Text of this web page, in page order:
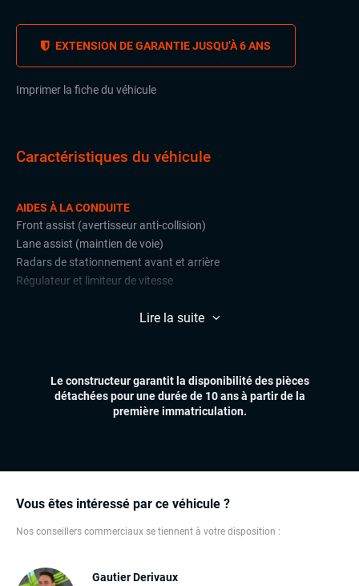
EXTENSION DE GARANTIE JUSQU’À 6 ANS
Imprimer la fiche du véhicule
Vous êtes intéressé par ce véhicule ?
Nos conseillers commerciaux se tiennent à votre disposition :
Gautier Derivaux
Caractéristiques du véhicule
AIDES À LA CONDUITE
Front assist (avertisseur anti-collision)
Lane assist (maintien de voie)
Radars de stationnement avant et arrière
Régulateur et limiteur de vitesse
Feux automatiques
Dynamic Select, Drive Select (sélection du mode de conduite)
GPS
Téléphone Bluetooth
Lire la suite
Le constructeur garantit la disponibilité des pièces
détachées pour une durée de 10 ans à partir de la
première immatriculation.